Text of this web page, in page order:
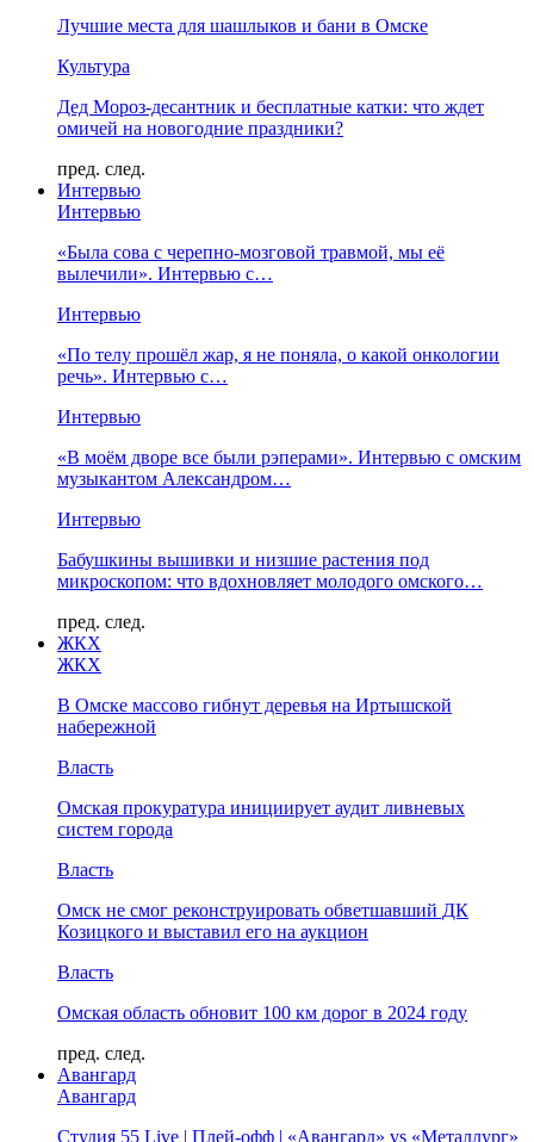
Лучшие места для шашлыков и бани в Омске
Культура
Дед Мороз-десантник и бесплатные катки: что ждет
омичей на новогодние праздники?
пред. след.
Интервью
Интервью
«Была сова с черепно-мозговой травмой, мы её
вылечили». Интервью с…
Интервью
«По телу прошёл жар, я не поняла, о какой онкологии
речь». Интервью с…
Интервью
«В моём дворе все были рэперами». Интервью с омским
музыкантом Александром…
Интервью
Бабушкины вышивки и низшие растения под
микроскопом: что вдохновляет молодого омского…
пред. след.
ЖКХ
ЖКХ
В Омске массово гибнут деревья на Иртышской
набережной
Власть
Омская прокуратура инициирует аудит ливневых
систем города
Власть
Омск не смог реконструировать обветшавший ДК
Козицкого и выставил его на аукцион
Власть
Омская область обновит 100 км дорог в 2024 году
пред. след.
Авангард
Авангард
Студия 55 Live | Плей-офф | «Авангард» vs «Металлург»